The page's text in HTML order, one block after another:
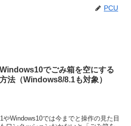
PCU
Windows10でごみ箱を空にする
方法（Windows8/8.1も対象）
やWindows10では今までと操作の見た目